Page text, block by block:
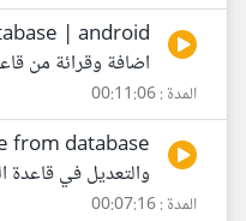
| android
اضافة وقرائة من
المدة : 00:11:06
والتعديل في قاعدة
المدة : 00:07:16